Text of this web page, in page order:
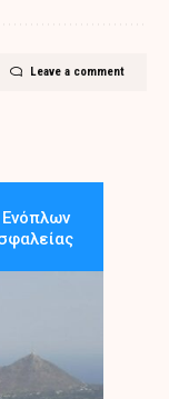
Leave a comment